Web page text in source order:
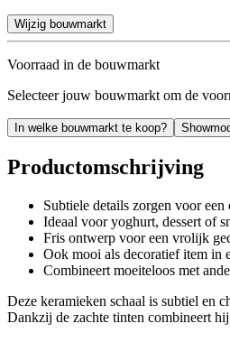
Wijzig bouwmarkt
Voorraad in de bouwmarkt
Selecteer jouw bouwmarkt om de
In welke bouwmarkt te koop?
Productomschrijving
Subtiele details zorgen voor
Ideaal voor yoghurt, dessert of
Fris ontwerp voor een vrolijk
Ook mooi als decoratief item in
Combineert moeiteloos met
Deze keramieken schaal is subtiel en
Dankzij de zachte tinten combineert